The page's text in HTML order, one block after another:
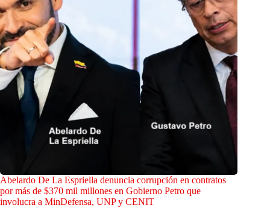
Abelardo De La Espriella denuncia corrupción en contratos
por más de $370 mil millones en Gobierno Petro que
involucra a MinDefensa, UNP y CENIT